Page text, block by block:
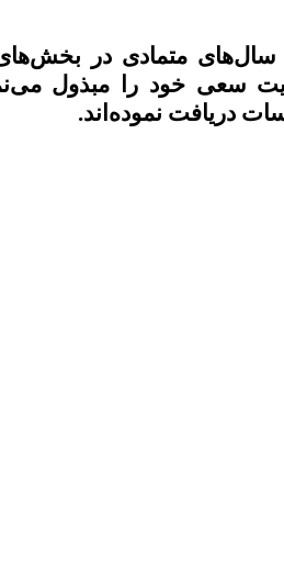
متمادی در بخش‌های
سعی خود را مبذول
دریافت نموده‌اند.